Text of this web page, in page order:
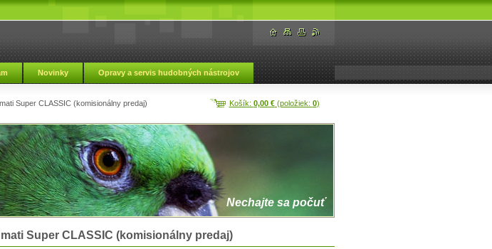
Novinky Opravy a servis hudobných nástrojov
Košík: 0,00 €(položiek: 0)
Super CLASSIC (komisionálny predaj)
Nechajte sa počuť
Super CLASSIC (komisionálny predaj)